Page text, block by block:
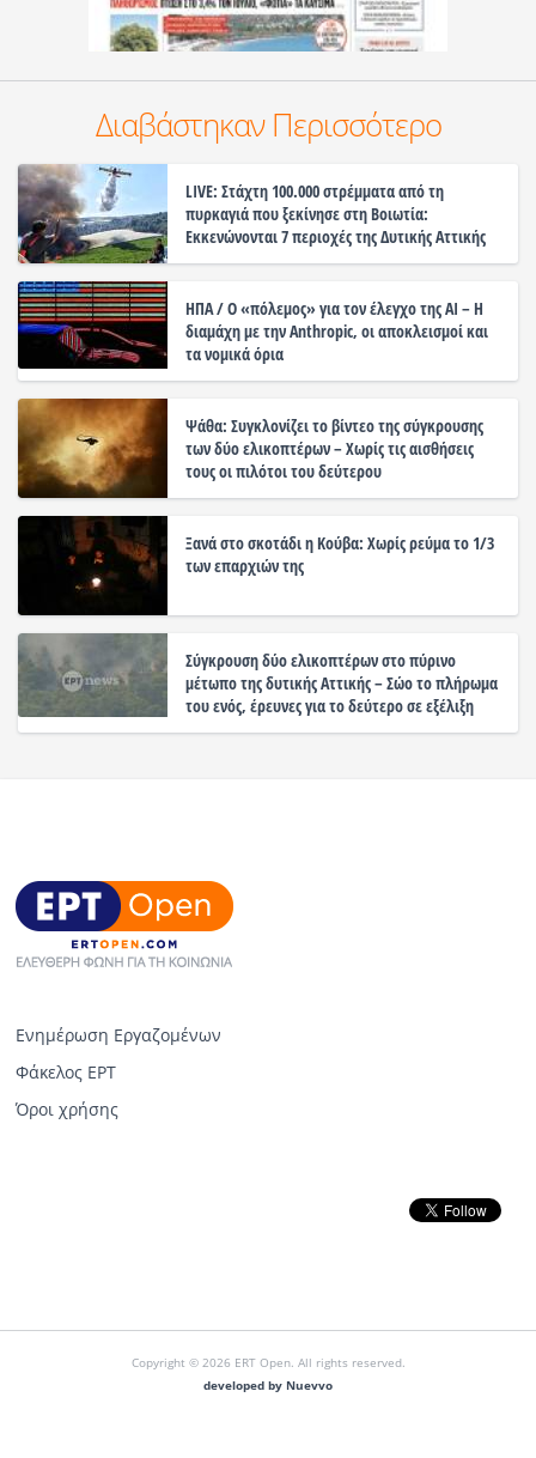
Διαβάστηκαν Περισσότερο
LIVE: Στάχτη 100.000 στρέμματα από τη
πυρκαγιά που ξεκίνησε στη Βοιωτία:
Εκκενώνονται 7 περιοχές της Δυτικής Αττικής
ΗΠΑ / Ο «πόλεμος» για τον έλεγχο της ΑΙ – Η
διαμάχη με την Anthropic, οι αποκλεισμοί και
τα νομικά όρια
Ψάθα: Συγκλονίζει το βίντεο της σύγκρουσης
των δύο ελικοπτέρων – Χωρίς τις αισθήσεις
τους οι πιλότοι του δεύτερου
Ξανά στο σκοτάδι η Κούβα: Χωρίς ρεύμα το 1/3
των επαρχιών της
Σύγκρουση δύο ελικοπτέρων στο πύρινο
μέτωπο της δυτικής Αττικής – Σώο το πλήρωμα
του ενός, έρευνες για το δεύτερο σε εξέλιξη
Ενημέρωση Εργαζομένων
Φάκελος ΕΡΤ
Όροι χρήσης
Copyright © 2026 ERT Open. All rights reserved.
developed by Nuevvo